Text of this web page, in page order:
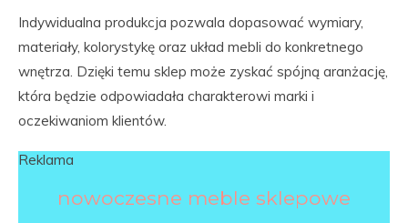
Indywidualna produkcja pozwala dopasować wymiary,
materiały, kolorystykę oraz układ mebli do konkretnego
wnętrza. Dzięki temu sklep może zyskać spójną aranżację,
która będzie odpowiadała charakterowi marki i
oczekiwaniom klientów.
Reklama
nowoczesne meble sklepowe